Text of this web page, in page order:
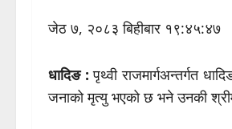
जेठ ७, २०८३ बिहीबार १९:४५:४७
धादिङ :पृथ्वी राजमार्गअन्तर्गत
जनाको मृत्यु भएको छ भने उनकी